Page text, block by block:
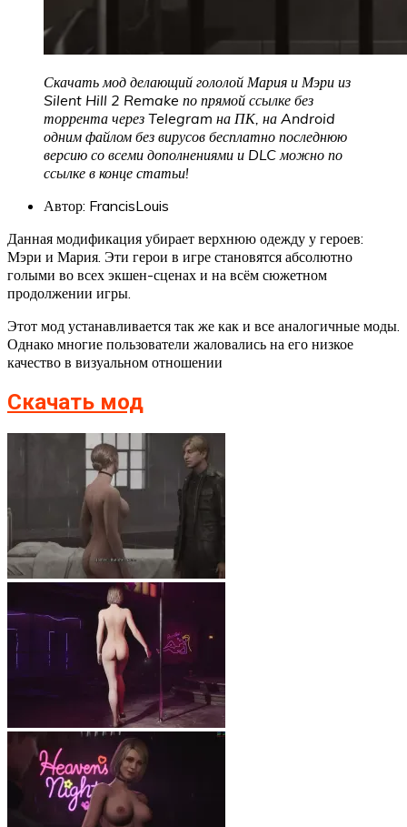
Скачать мод делающий гололой Мария и Мэри из
Silent Hill 2 Remake по прямой ссылке без
торрента через Telegram на ПК, на Android
одним файлом без вирусов бесплатно последнюю
версию со всеми дополнениями и DLC можно по
ссылке в конце статьи!
Автор: FrancisLouis
Данная модификация убирает верхнюю одежду у героев:
Мэри и Мария. Эти герои в игре становятся абсолютно
голыми во всех экшен-сценах и на всём сюжетном
продолжении игры.
Этот мод устанавливается так же как и все аналогичные моды.
Однако многие пользователи жаловались на его низкое
качество в визуальном отношении
Скачать мод